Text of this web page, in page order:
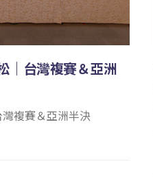
｜台灣複賽＆亞洲
複賽＆亞洲半決